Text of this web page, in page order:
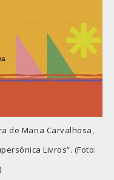
de Maria Carvalhosa,
Livros”. (Foto: